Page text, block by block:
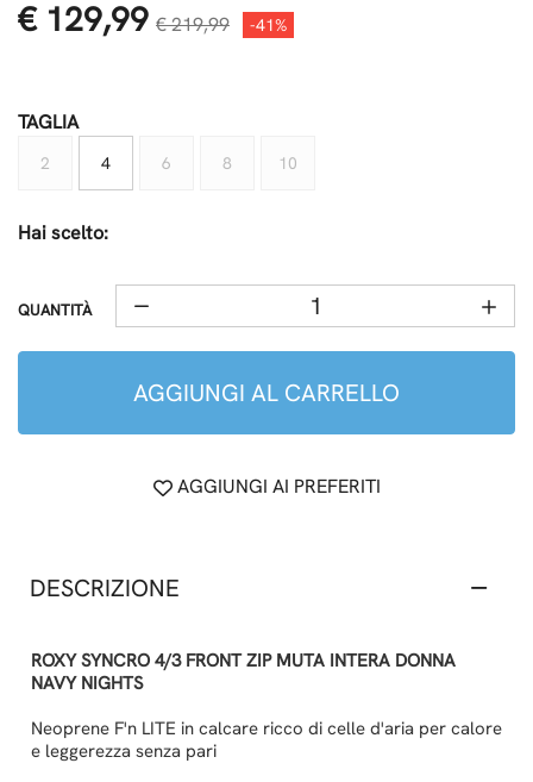
€ 129,99 € 219,99 -41%
TAGLIA
2 4 6 8 10
Hai scelto:
QUANTITÀ
AGGIUNGI AL CARRELLO
AGGIUNGI AI PREFERITI
DESCRIZIONE
ROXY SYNCRO 4/3 FRONT ZIP MUTA INTERA DONNA
NAVY NIGHTS
Neoprene F'n LITE in calcare ricco di celle d'aria per calore
e leggerezza senza pari